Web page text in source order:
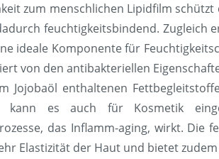
zum menschlichen Lipidfilm
feuchtigkeitsbindend. Zugleich
ideale Komponente für
von den antibakteriellen
Jojobaöl enthaltenen
kann es auch für Kosmetik
das Inflamm-aging, wirkt. Die
Elastizität der Haut und bietet